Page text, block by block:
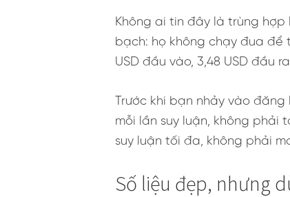
Không ai tin đây là trùng hợp
bạch: họ không chạy đua để
USD đầu vào, 3,48 USD đầu
Trước khi bạn nhảy vào
mỗi lần suy luận, không phải
suy luận tối đa, không phải
Số liệu đẹp, nhưng